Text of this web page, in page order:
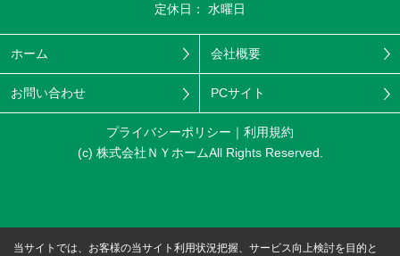
定休日： 水曜日
ホーム 会社概要
お問い合わせ PCサイト
プライバシーポリシー
利用規約
(c) 株式会社ＮＹホームAll Rights Reserved.
当サイトでは、お客様の当サイト利用状況把握、サービス向上検討を目的と